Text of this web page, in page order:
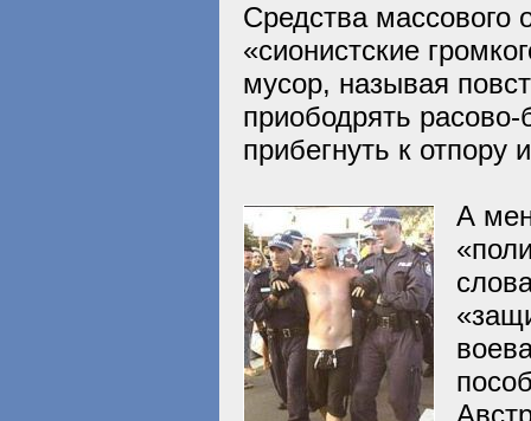
Средства массового
«сионистские
мусор, называя
приободрять
прибегнуть к отпору
А